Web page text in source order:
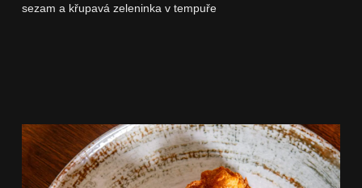
sezam a křupavá zeleninka v tempuře